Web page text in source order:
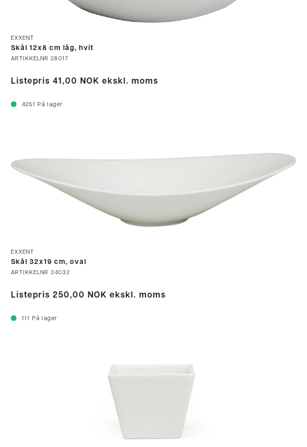
EXXENT
Skål 12x8 cm låg, hvit
ARTIKKELNR 28017
Listepris 41,00 NOK ekskl. moms
4251 På lager
EXXENT
Skål 32x19 cm, oval
ARTIKKELNR 34032
Listepris 250,00 NOK ekskl. moms
111 På lager